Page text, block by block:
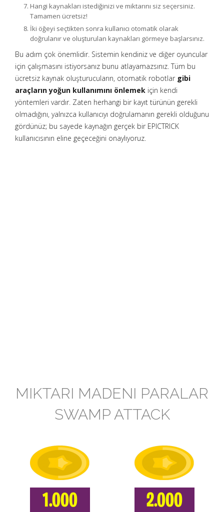
Hangi kaynakları istediğinizi ve miktarını siz seçersiniz.
Tamamen ücretsiz!
İki öğeyi seçtikten sonra kullanıcı otomatik olarak
doğrulanır ve oluşturulan kaynakları görmeye başlarsınız.
Bu adım çok önemlidir. Sistemin kendiniz ve diğer oyuncular
için çalışmasını istiyorsanız bunu atlayamazsınız. Tüm bu
ücretsiz kaynak oluşturucuların, otomatik robotlar gibi
araçların yoğun kullanımını önlemek için kendi
yöntemleri vardır. Zaten herhangi bir kayıt türünün gerekli
olmadığını, yalnızca kullanıcıyı doğrulamanın gerekli olduğunu
gördünüz; bu sayede kaynağın gerçek bir EPICTRICK
kullanıcısının eline geçeceğini onaylıyoruz.
MIKTARI MADENI PARALAR
SWAMP ATTACK
1.000 2.000